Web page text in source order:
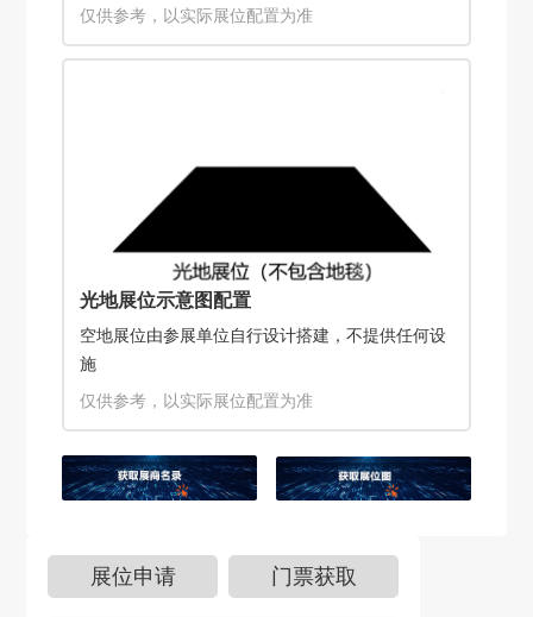
仅供参考，以实际展位配置为准
光地展位示意图配置
空地展位由参展单位自行设计搭建，不提供任何设
施
仅供参考，以实际展位配置为准
展位申请 门票获取